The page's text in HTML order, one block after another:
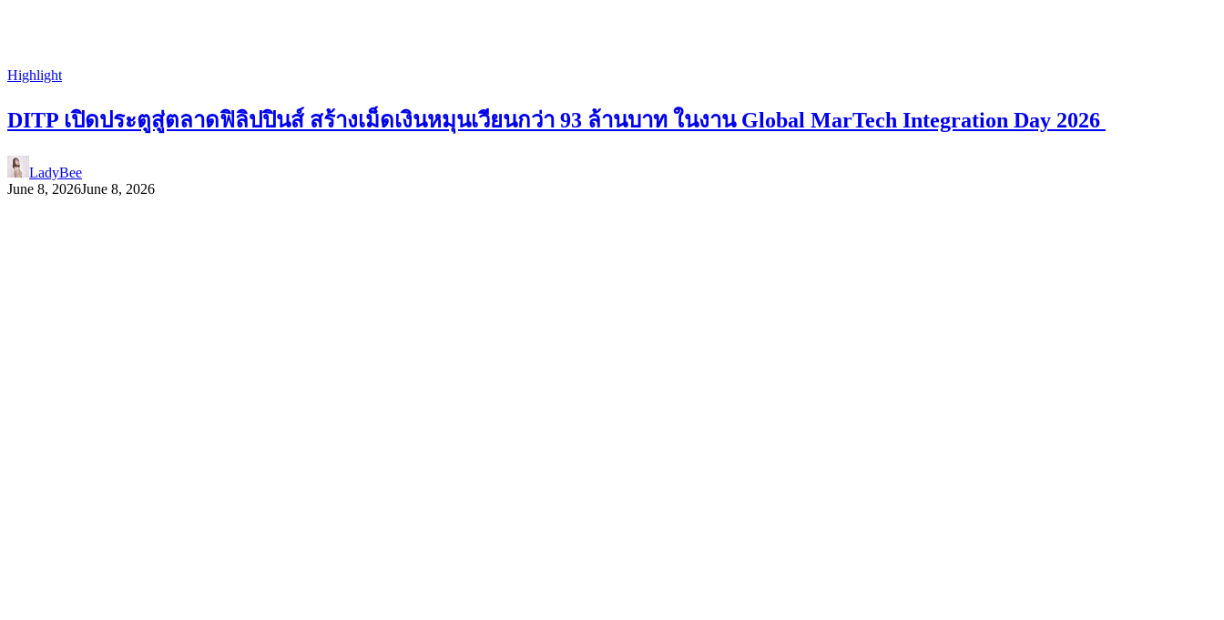
Highlight
DITP เปิดประตูสู่ตลาดฟิลิปปินส์ สร้างเม็ดเงินหมุนเวียนกว่า 93 ล้านบาท ในงาน Global MarTech Integration Day 2026
LadyBee
June 8, 2026June 8, 2026